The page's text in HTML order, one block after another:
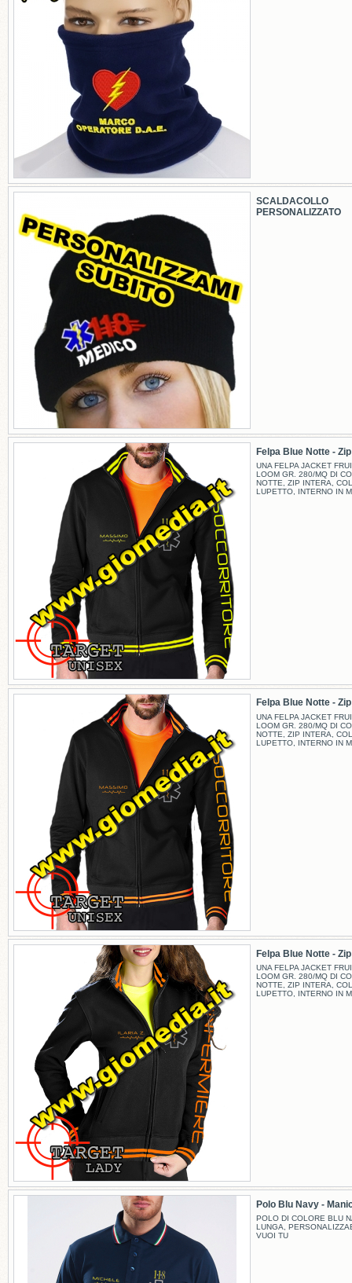
SCALDACOLLO
PERSONALIZZATO
Felpa Blue Notte - Zip
UNA FELPA JACKET
LOOM GR. 280/MQ DI
NOTTE, ZIP INTERA,
LUPETTO, INTERNO IN
Felpa Blue Notte - Zip
UNA FELPA JACKET
LOOM GR. 280/MQ DI
NOTTE, ZIP INTERA,
LUPETTO, INTERNO IN
Felpa Blue Notte - Zip
UNA FELPA JACKET
LOOM GR. 280/MQ DI
NOTTE, ZIP INTERA,
LUPETTO, INTERNO IN
Polo Blu Navy -
POLO DI COLORE BLU
LUNGA,
VUOI TU